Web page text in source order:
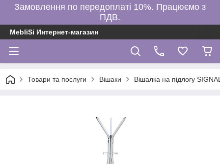
Замовлення по передоплаті 10%. Працюємо з
ПДВ.
MebliSi Интернет-магазин
Товари та послуги Вішаки Вішалка на підлогу